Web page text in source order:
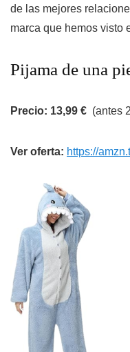
de las mejores
marca que hemos visto
Pijama de una
Precio: 13,99 € (antes
Ver oferta: https://